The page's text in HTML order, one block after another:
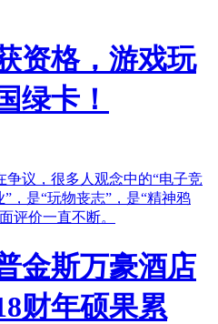
资格，游戏玩
绿卡！
争议，很多人观念中的“电子竞
，是“玩物丧志”，是“精神鸦
评价一直不断。
金斯万豪酒店
财年硕果累